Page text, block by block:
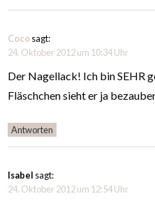
Cocosagt:
24. Oktober 2012 um 10:34 Uhr
Der Nagellack! Ich bin SEHR
Fläschchen sieht er ja
Antworten
Isabel sagt:
24. Oktober 2012 um 12:54 Uhr